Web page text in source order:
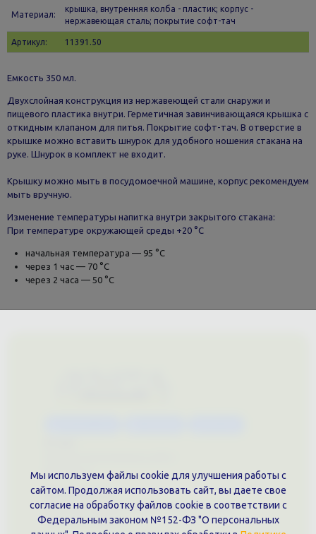
Материал:
крышка, внутренняя колба - пластик; корпус -
нержавеющая сталь; покрытие софт-тач
Артикул: 11391.50
Емкость 350 мл.
Двухслойная конструкция из нержавеющей стали снаружи и
пищевого пластика внутри. Герметичная завинчивающаяся крышка с
откидным клапаном для питья. Покрытие софт-тач. В отверстие в
крышке можно вставить шнурок для удобного ношения стакана на
руке. Шнурок в комплект не входит.
Крышку можно мыть в посудомоечной машине, корпус рекомендуем
мыть вручную.
Изменение температуры напитка внутри закрытого стакана:
При температуре окружающей среды +20 °С
начальная температура — 95 °С
через 1 час — 70 °С
через 2 часа — 50 °С
Документы
Политика обработки персональных данных
Публичная оферта
Мы используем файлы cookie для улучшения работы с
сайтом. Продолжая использовать сайт, вы даете свое
согласие на обработку файлов cookie в соответствии с
Федеральным законом №152-ФЗ "О персональных